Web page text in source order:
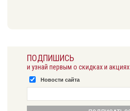
ПОДПИШИСЬ
и узнай первым о скидках и акциях
Новости сайта